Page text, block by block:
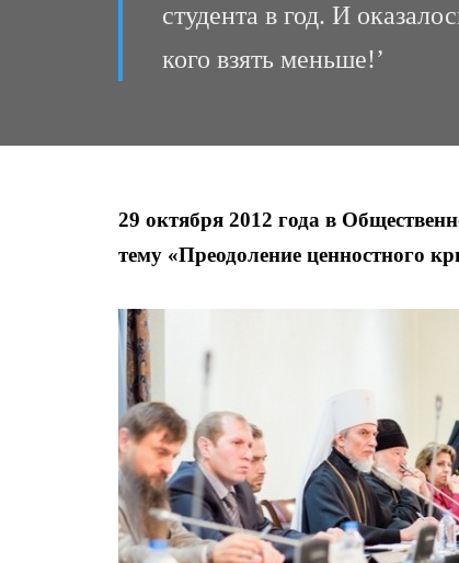
студента в год. И
кого взять меньше!’
29 октября 2012 года в
тему «Преодоление ценностного